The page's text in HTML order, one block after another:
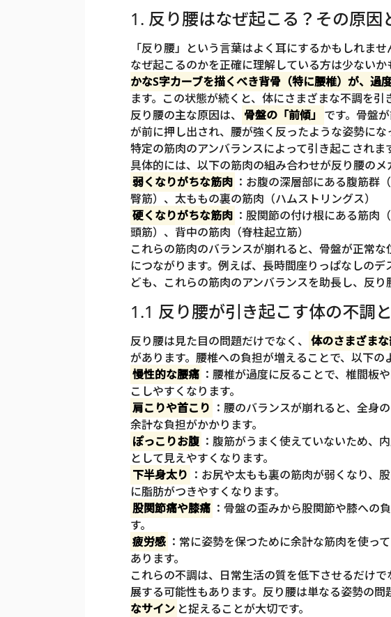
1. 反り腰はなぜ起こる？その原因
「反り腰」という言葉はよく耳にするかもしれま
なぜ起こるのかを正確に理解している方は少ないか
かなS字カーブを描くべき背骨（特に腰椎）が、過
ます。この状態が続くと、体にさまざまな不調を引
反り腰の主な原因は、
骨盤の「前傾」 です。骨盤
が前に押し出され、腰が強く反ったような姿勢にな
特定の筋肉のアンバランスによって引き起こされま
具体的には、以下の筋肉の組み合わせが反り腰のメ
弱くなりがちな筋肉 ：お腹の深層部にある腹筋群
臀筋）、太ももの裏の筋肉（ハムストリングス）
硬くなりがちな筋肉 ：股関節の付け根にある筋肉
頭筋）、背中の筋肉（脊柱起立筋）
これらの筋肉のバランスが崩れると、骨盤が正常
につながります。例えば、長時間座りっぱなしの
ども、これらの筋肉のアンバランスを助長し、反り
1.1 反り腰が引き起こす体の不調
反り腰は見た目の問題だけでなく、 体のさまざま
があります。腰椎への負担が増えることで、以下の
慢性的な腰痛 ：腰椎が過度に反ることで、椎間板
こしやすくなります。
肩こりや首こり ：腰のバランスが崩れると、全身
余計な負担がかかります。
ぽっこりお腹 ：腹筋がうまく使えていないため、
として見えやすくなります。
下半身太り ：お尻や太もも裏の筋肉が弱くなり、
に脂肪がつきやすくなります。
股関節痛や膝痛 ：骨盤の歪みから股関節や膝への
す。
疲労感 ：常に姿勢を保つために余計な筋肉を使っ
あります。
これらの不調は、日常生活の質を低下させるだけ
展する可能性もあります。反り腰は単なる姿勢の問
なサイン と捉えることが大切です。